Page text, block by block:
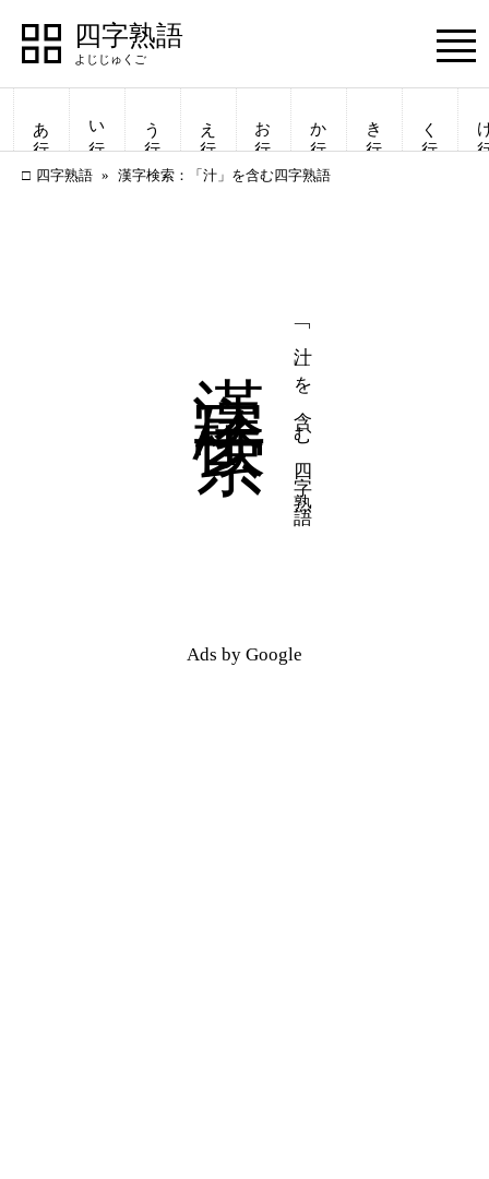
四字熟語
四字熟語
一覧表示
漢字検索
Menu
あ行 い行 う行 え行 お行 か行 き行 く行
四字熟語 漢字検索：「汁」を含む四字熟語
「汁」を含む四字熟語
Ads by Google
四字熟語
一覧表示
漢字検索